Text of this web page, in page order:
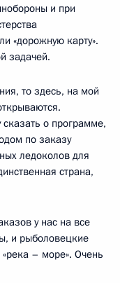
и при
«дорожную карту».
задачей.
то здесь, на мой
о программе,
по заказу
ледоколов для
страна,
у нас на все
и рыболовецкие
– море». Очень